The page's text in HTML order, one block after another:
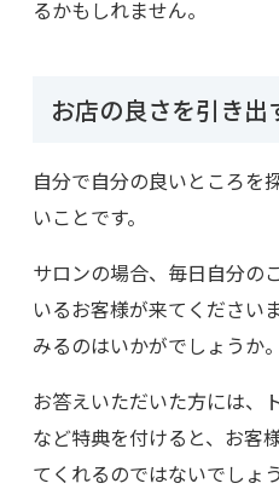
るかもしれません。
お店の良さを引き出
自分で自分の良いところ
いことです。
サロンの場合、毎日自分の
いるお客様が来てください
みるのはいかがでしょうか。
お答えいただいた方には、
など特典を付けると、お客
てくれるのではないでしょ